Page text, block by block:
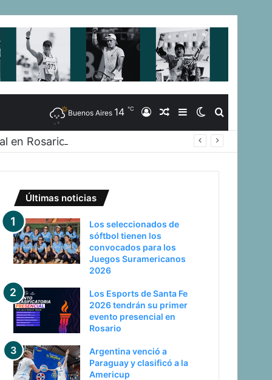
Buscar
Switch
skin
Barra
Lateral
Artículo
Aleatorio
Iniciar
Buenos Aires 14 ℃
en Rosario
Últimas noticias
Los seleccionados de
sóftbol tienen los
convocados para los
Juegos Suramericanos
2026
Los Esports de Santa Fe
2026 tendrán su primer
evento presencial en
Rosario
Argentina venció a
Paraguay y clasificó a la
Americup